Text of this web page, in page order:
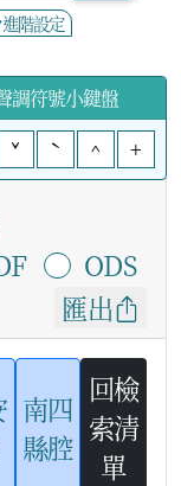
進階設定
調符號小鍵盤
ˇ ˋ ^ +
ODS
匯出
南四
縣腔
回檢
索清
單